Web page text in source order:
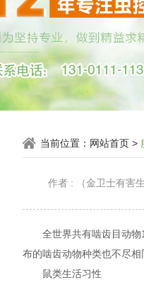
当前位置： 网站首页 >
作者 : （金卫士有害
全世界共有啮齿目动
布的啮齿动物种类也不尽
鼠类生活习性